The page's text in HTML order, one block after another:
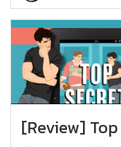
[Review]